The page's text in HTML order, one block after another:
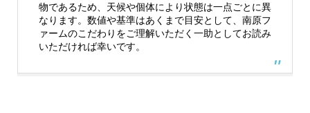
物であるため、天候や個体により状態は一点ごとに異
なります。数値や基準はあくまで目安として、南原フ
ァームのこだわりをご理解いただく一助としてお読み
いただければ幸いです。